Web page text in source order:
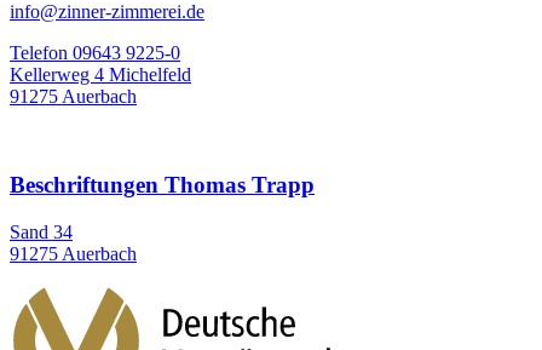
info@zinner-zimmerei.de
Telefon 09643 9225-0
Kellerweg 4 Michelfeld
91275 Auerbach
Beschriftungen Thomas Trapp
Sand 34
91275 Auerbach